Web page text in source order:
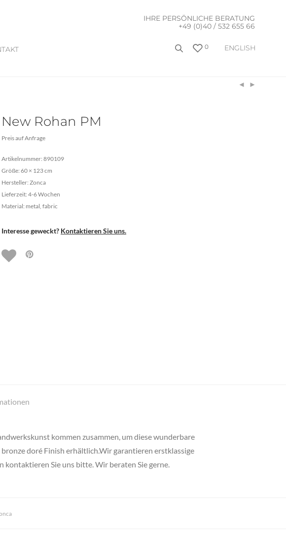
IHRE PERSÖNLICHE BERATUNG
+49 (0)40 / 532 655 66
ENGLISH
0
New Rohan PM
Preis auf Anfrage
Artikelnummer: 890109
Größe: 60 × 123 cm
Hersteller: Zonca
Lieferzeit: 4-6 Wochen
Material: metal, fabric
Interesse geweckt? Kontaktieren Sie uns.
kommen zusammen, um diese wunderbare
doré Finish erhältlich.Wir garantieren erstklassige
Sie uns bitte. Wir beraten Sie gerne.